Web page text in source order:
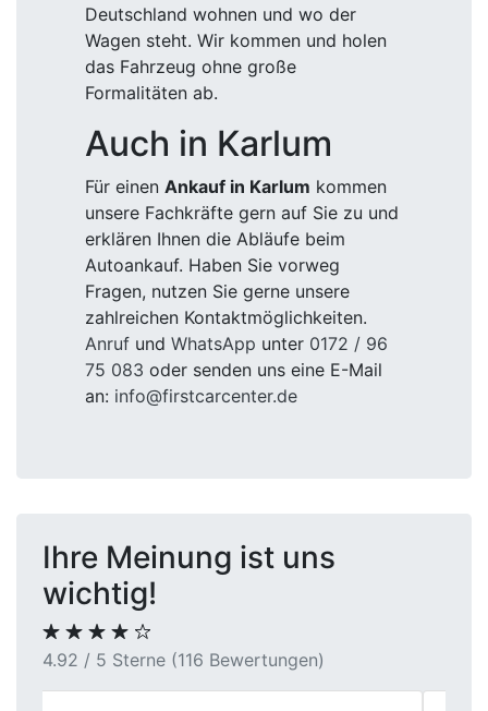
Deutschland wohnen und wo der
Wagen steht. Wir kommen und holen
das Fahrzeug ohne große
Formalitäten ab.
Auch in Karlum
Für einen Ankauf in Karlum kommen
unsere Fachkräfte gern auf Sie zu und
erklären Ihnen die Abläufe beim
Autoankauf. Haben Sie vorweg
Fragen, nutzen Sie gerne unsere
zahlreichen Kontaktmöglichkeiten.
Anruf und WhatsApp unter 0172 / 96
75 083 oder senden uns eine E-Mail
an: info@firstcarcenter.de
Ihre Meinung ist uns
wichtig!
4.92 / 5 Sterne (116 Bewertungen)